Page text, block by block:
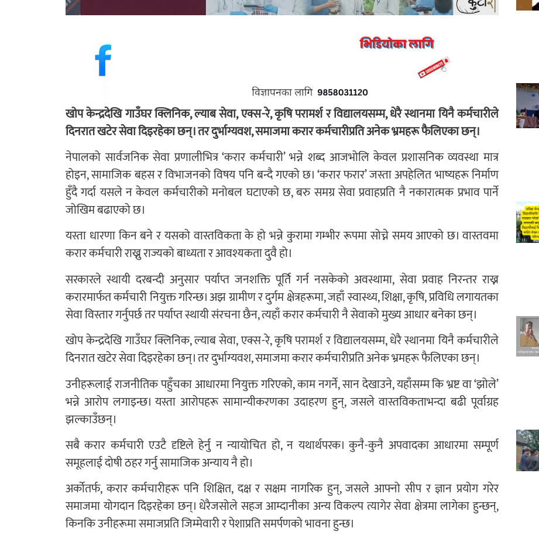
खोप केन्द्रदेखि गाउँघर क्लिनिक, ल्याब सेवा, एक्स-रे, कृषि परामर्श र विद्यालयसम्म, धेरै स्थानमा यिनै कर्मचारीले
दिनरात खटेर सेवा दिइरहेका छन्। तर दुर्भाग्यवश, समाजमा करार कर्मचारीप्रति अनेक भ्रमहरू फैलिएका छन्।
नेपालको सार्वजनिक सेवा प्रणालीभित्र ‘करार कर्मचारी’ भन्ने शब्द आजभोलि केवल प्रशासनिक व्यवस्था मात्र
होइन, सामाजिक बहस र विभाजनको विषय पनि बन्दै गएको छ। ‘करार फरार’ जस्ता अपहेलित भाष्यहरू निर्माण
हुँदै गर्दा यसले न केवल कर्मचारीको मनोबल घटाएको छ, बरु समग्र सेवा प्रवाहप्रति नै नकारात्मक प्रभाव पार्ने
जोखिम बढाएको छ।
यस्ता धारणा किन बने र यसको वास्तविकता के हो भन्ने कुरामा गम्भीर रूपमा सोच्ने समय आएको छ। वास्तवमा
करार कर्मचारी राख्नु राज्यको बाध्यता र आवश्यकता दुवै हो।
सरकारले स्थायी दरबन्दी अनुसार पर्याप्त जनशक्ति पूर्ति गर्न नसकेको अवस्थामा, सेवा प्रवाह निरन्तर राख्न
करारमार्फत कर्मचारी नियुक्त गरिन्छ। अझ ग्रामीण र दुर्गम क्षेत्रहरूमा, जहाँ स्वास्थ्य, शिक्षा, कृषि, प्रविधि लगायतका
सेवा विस्तार गर्नुपर्छ तर पर्याप्त स्थायी संरचना छैन, त्यहाँ करार कर्मचारी नै सेवाको मुख्य आधार बनेका छन्।
खोप केन्द्रदेखि गाउँघर क्लिनिक, ल्याब सेवा, एक्स-रे, कृषि परामर्श र विद्यालयसम्म, धेरै स्थानमा यिनै कर्मचारीले
दिनरात खटेर सेवा दिइरहेका छन्। तर दुर्भाग्यवश, समाजमा करार कर्मचारीप्रति अनेक भ्रमहरू फैलिएका छन्।
उनीहरूलाई राजनीतिक पहुँचका आधारमा नियुक्त गरिएको, काम नगर्ने, सान देखाउने, यहाँसम्म कि भ्रष्ट वा ‘झोले’
भन्ने आरोप लगाइन्छ। यस्ता आरोपहरू सामान्यीकरणका उदाहरण हुन्, जसले वास्तविकताभन्दा बढी पूर्वाग्रह
झल्काउँछन्।
सबै करार कर्मचारी एउटै दृष्टिले हेर्नु न न्यायोचित हो, न यथार्थपरक। कुनै-कुनै अपवादका आधारमा सम्पूर्ण
समूहलाई दोषी ठहर गर्नु सामाजिक अन्याय नै हो।
अर्कोतर्फ, करार कर्मचारीहरू पनि शिक्षित, दक्ष र सक्षम नागरिक हुन्, जसले आफ्नो सीप र ज्ञान प्रयोग गरेर
समाजमा योगदान दिइरहेका छन्। धेरैजसोले सहज आम्दानीका अन्य विकल्प त्यागेर सेवा क्षेत्रमा लागेका हुन्छन्,
किनकि उनीहरूमा समाजप्रति जिम्मेवारी र पेशाप्रति समर्पणको भावना हुन्छ।